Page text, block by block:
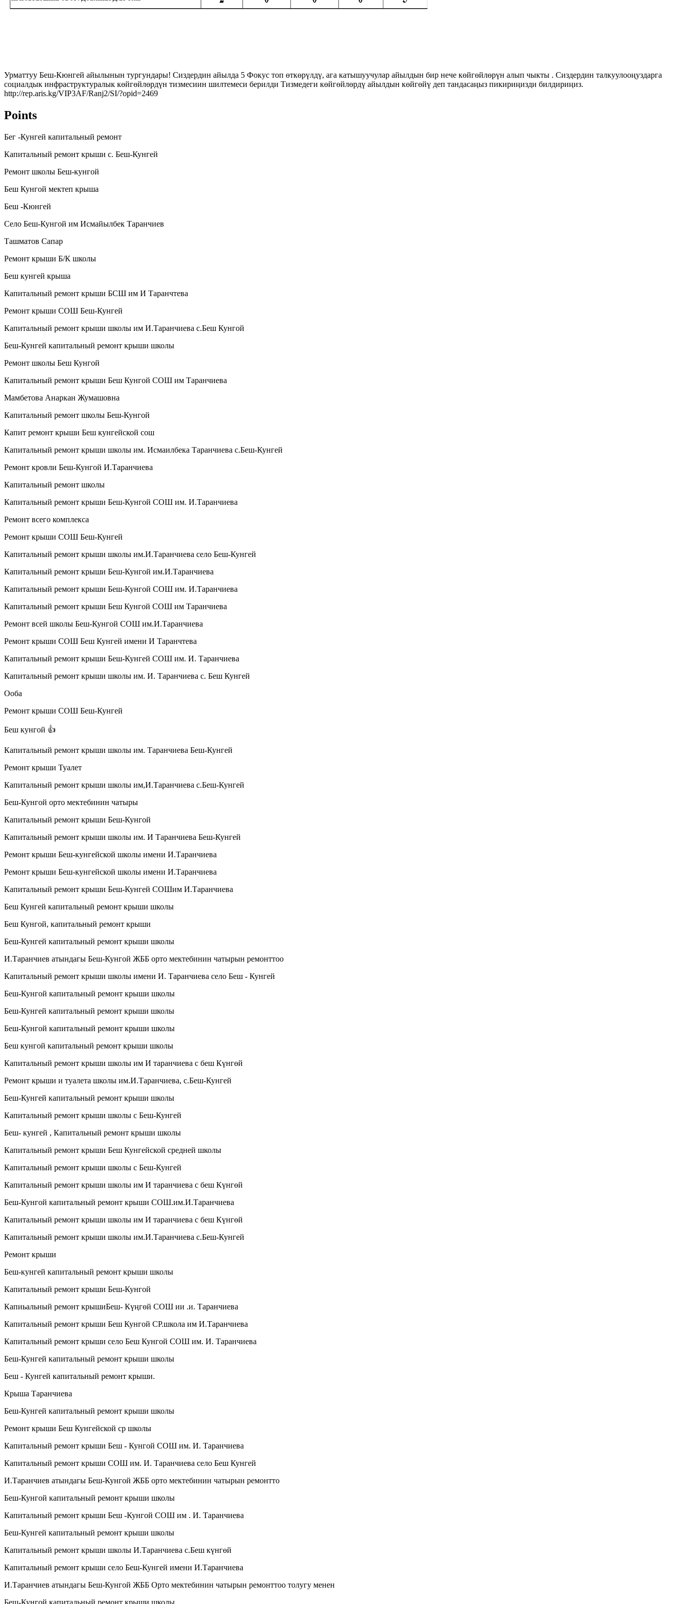
Урматтуу Беш-Кюнгей айылынын тургундары! Сиздердин айылда 5 Фокус топ өткөрүлдү, ага катышуучулар айылдын бир нече көйгөйлөрүн алып чыкты . Сиздердин талкуулооңуздарга
социалдык инфраструктуралык көйгөйлөрдүн тизмесиин шилтемеси берилди Тизмедеги көйгөйлөрдү айылдын көйгөйү деп тандасаңыз пикириңизди билдириңиз.
http://rep.aris.kg/VIP3AF/Ranj2/SI/?opid=2469
Points
Бег -Кунгей капитальный ремонт
Капитальный ремонт крыши с. Беш-Кунгей
Ремонт школы Беш-кунгой
Беш Кунгой мектеп крыша
Беш -Кюнгей
Село Беш-Кунгой им Исмайылбек Таранчиев
Ташматов Сапар
Ремонт крыши Б/К школы
Беш кунгей крыша
Капитальный ремонт крыши БСШ им И Таранчтева
Ремонт крыши СОШ Беш-Кунгей
Капитальный ремонт крыши школы им И.Таранчиева с.Беш Кунгой
Беш-Кунгей капитальный ремонт крыши школы
Ремонт школы Беш Кунгой
Капитальный ремонт крыши Беш Кунгой СОШ им Таранчиева
Мамбетова Анаркан Жумашовна
Капитальный ремонт школы Беш-Кунгой
Капит ремонт крыши Беш кунгейской сош
Капитальный ремонт крыши школы им. Исмаилбека Таранчиева с.Беш-Кунгей
Ремонт кровли Беш-Кунгой И.Таранчиева
Капитальный ремонт школы
Капитальный ремонт крыши Беш-Кунгой СОШ им. И.Таранчиева
Ремонт всего комплекса
Ремонт крыши СОШ Беш-Кунгей
Капитальный ремонт крыши школы им.И.Таранчиева село Беш-Кунгей
Капитальный ремонт крыши Беш-Кунгой им.И.Таранчиева
Капитальный ремонт крыши Беш-Кунгой СОШ им. И.Таранчиева
Капитальный ремонт крыши Беш Кунгой СОШ им Таранчиева
Ремонт всей школы Беш-Кунгой СОШ им.И.Таранчиева
Ремонт крыши СОШ Беш Кунгей имени И Таранчтева
Капитальный ремонт крыши Беш-Кунгей СОШ им. И. Таранчиева
Капитальный ремонт крыши школы им. И. Таранчиева с. Беш Кунгей
Ооба
Ремонт крыши СОШ Беш-Кунгей
Беш кунгой 👍
Капитальный ремонт крыши школы им. Таранчиева Беш-Кунгей
Ремонт крыши Туалет
Капитальный ремонт крыши школы им,И.Таранчиева с.Беш-Кунгей
Беш-Кунгой орто мектебинин чатыры
Капитальный ремонт крыши Беш-Кунгой
Капитальный ремонт крыши школы им. И Таранчиева Беш-Кунгей
Ремонт крыши Беш-кунгейской школы имени И.Таранчиева
Ремонт крыши Беш-кунгейской школы имени И.Таранчиева
Капитальный ремонт крыши Беш-Кунгей СОШим И.Таранчиева
Беш Кунгей капитальный ремонт крыши школы
Беш Кунгой, капитальный ремонт крыши
Беш-Кунгей капитальный ремонт крыши школы
И.Таранчиев атындагы Беш-Кунгой ЖББ орто мектебинин чатырын ремонттоо
Капитальный ремонт крыши школы имени И. Таранчиева село Беш - Кунгей
Беш-Кунгой капитальный ремонт крыши школы
Беш-Кунгей капитальный ремонт крыши школы
Беш-Кунгой капитальный ремонт крыши школы
Беш кунгой капитальный ремонт крыши школы
Капитальный ремонт крыши школы им И таранчиева с беш Күнгөй
Ремонт крыши и туалета школы им.И.Таранчиева, с.Беш-Кунгей
Беш-Кунгей капитальный ремонт крыши школы
Капитальный ремонт крыши школы с Беш-Кунгей
Беш- кунгей , Капитальный ремонт крыши школы
Капитальный ремонт крыши Беш Кунгейской средней школы
Капитальный ремонт крыши школы с Беш-Кунгей
Капитальный ремонт крыши школы им И таранчиева с беш Күнгөй
Беш-Кунгой капитальный ремонт крыши СОШ.им.И.Таранчиева
Капитальный ремонт крыши школы им И таранчиева с беш Күнгөй
Капитальный ремонт крыши школы им.И.Таранчиева с.Беш-Кунгей
Ремонт крыши
Беш-кунгей капитальный ремонт крыши школы
Капитальный ремонт крыши Беш-Кунгой
Капиьальный ремонт крышиБеш- Күңгөй СОШ ии .и. Таранчиева
Капитальный ремонт крыши Беш Кунгой СР.школа им И.Таранчиева
Капитальный ремонт крыши село Беш Кунгой СОШ им. И. Таранчиева
Беш-Кунгей капитальный ремонт крыши школы
Беш - Кунгей капитальный ремонт крыши.
Крыша Таранчиева
Беш-Кунгей капитальный ремонт крыши школы
Ремонт крыши Беш Кунгейской ср школы
Капитальный ремонт крыши Беш - Кунгой СОШ им. И. Таранчиева
Капитальный ремонт крыши СОШ им. И. Таранчиева село Беш Кунгей
И.Таранчиев атындагы Беш-Кунгой ЖББ орто мектебинин чатырын ремонтто
Беш-Кунгой капитальный ремонт крыши школы
Капитальный ремонт крыши Беш -Кунгой СОШ им . И. Таранчиева
Беш-Кунгей капитальный ремонт крыши школы
Капитальный ремонт крыши школы И.Таранчиева с.Беш күнгөй
Капитальный ремонт крыши село Беш-Кунгей имени И.Таранчиева
И.Таранчиев атындагы Беш-Кунгой ЖББ Орто мектебинин чатырын ремонттоо толугу менен
Беш-Кунгой капитальный ремонт крыши школы